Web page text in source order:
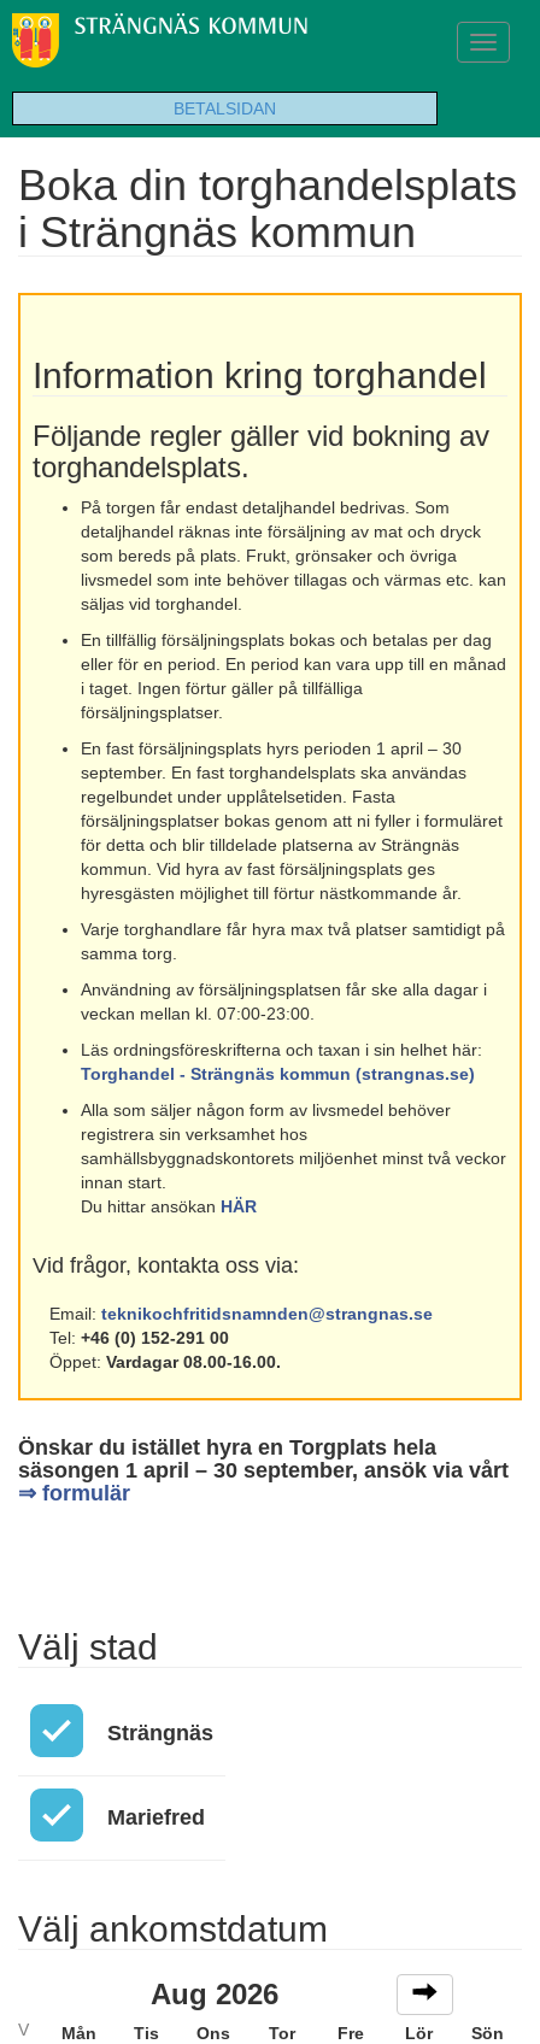
BETALSIDAN
Toggle
Boka din torghandelsplats
i Strängnäs kommun
Information kring torghandel
Följande regler gäller vid bokning av
torghandelsplats.
På torgen får endast detaljhandel bedrivas. Som
detaljhandel räknas inte försäljning av mat och dryck
som bereds på plats. Frukt, grönsaker och övriga
livsmedel som inte behöver tillagas och värmas etc. kan
säljas vid torghandel.
En tillfällig försäljningsplats bokas och betalas per dag
eller för en period. En period kan vara upp till en månad
i taget. Ingen förtur gäller på tillfälliga
försäljningsplatser.
En fast försäljningsplats hyrs perioden 1 april – 30
september. En fast torghandelsplats ska användas
regelbundet under upplåtelsetiden. Fasta
försäljningsplatser bokas genom att ni fyller i formuläret
för detta och blir tilldelade platserna av Strängnäs
kommun. Vid hyra av fast försäljningsplats ges
hyresgästen möjlighet till förtur nästkommande år.
Varje torghandlare får hyra max två platser samtidigt på
samma torg.
Användning av försäljningsplatsen får ske alla dagar i
veckan mellan kl. 07:00-23:00.
Läs ordningsföreskrifterna och taxan i sin helhet här:
Torghandel - Strängnäs kommun (strangnas.se)
Alla som säljer någon form av livsmedel behöver
registrera sin verksamhet hos
samhällsbyggnadskontorets miljöenhet minst två veckor
innan start.
Du hittar ansökan HÄR
Vid frågor, kontakta oss via:
Email: teknikochfritidsnamnden@strangnas.se
Tel: +46 (0) 152-291 00
Öppet: Vardagar 08.00-16.00.
Önskar du istället hyra en Torgplats hela
säsongen 1 april – 30 september, ansök via vårt
⇒ formulär
Välj stad
Strängnäs
Mariefred
Välj ankomstdatum
Aug 2026
V Mån Tis Ons Tor Fre Lör
Sön